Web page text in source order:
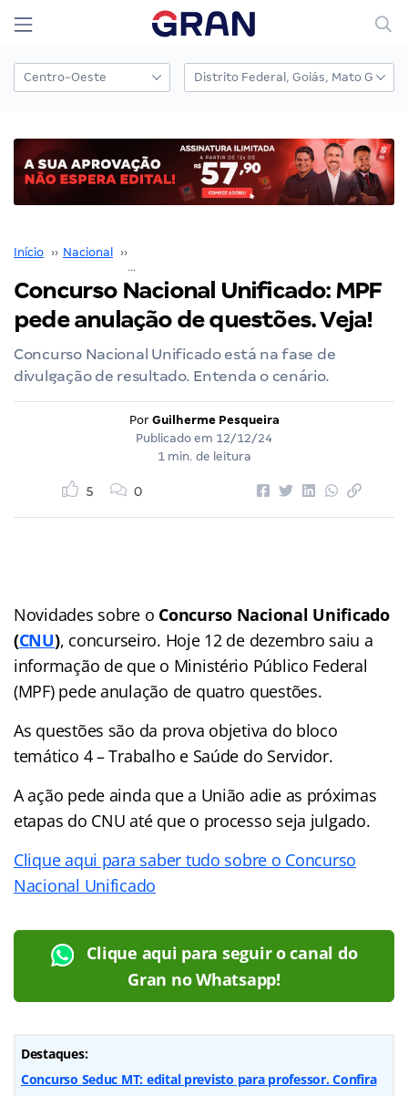
Início ›› Nacional ››
Concurso Nacional Unificado: MPF
pede anulação de questões. Veja!
Concurso Nacional Unificado está na fase de
divulgação de resultado. Entenda o cenário.
Por Guilherme Pesqueira
Publicado em 12/12/24
1 min. de leitura
5 0
Novidades sobre o Concurso Nacional Unificado
(CNU), concurseiro. Hoje 12 de dezembro saiu a
informação de que o Ministério Público Federal
(MPF) pede anulação de quatro questões.
As questões são da prova objetiva do bloco
temático 4 – Trabalho e Saúde do Servidor.
A ação pede ainda que a União adie as próximas
etapas do CNU até que o processo seja julgado.
Clique aqui para saber tudo sobre o Concurso
Nacional Unificado
Clique aqui para seguir o canal do
Gran no Whatsapp!
Destaques:
Concurso Seduc MT: edital previsto para professor. Confira